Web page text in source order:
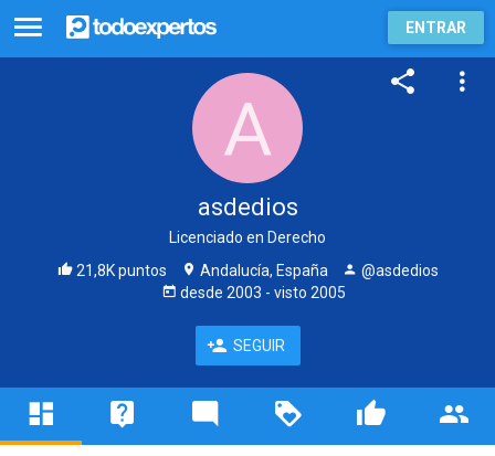
ENTRAR
asdedios
Licenciado en Derecho
21,8K puntos
Andalucía, España
@asdedios
desde 2003 - visto 2005
SEGUIR